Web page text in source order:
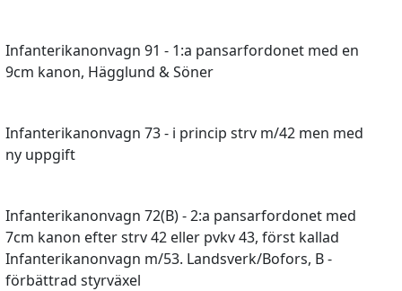
Infanterikanonvagn 91 - 1:a pansarfordonet med en
9cm kanon, Hägglund & Söner
Infanterikanonvagn 73 - i princip strv m/42 men med
ny uppgift
Infanterikanonvagn 72(B) - 2:a pansarfordonet med
7cm kanon efter strv 42 eller pvkv 43, först kallad
Infanterikanonvagn m/53. Landsverk/Bofors, B -
förbättrad styrväxel